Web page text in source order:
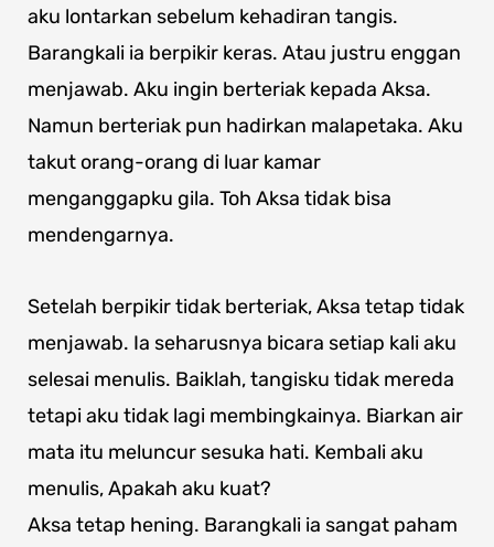
aku lontarkan sebelum kehadiran tangis.
Barangkali ia berpikir keras. Atau justru enggan
menjawab. Aku ingin berteriak kepada Aksa.
Namun berteriak pun hadirkan malapetaka. Aku
takut orang-orang di luar kamar
menganggapku gila. Toh Aksa tidak bisa
mendengarnya.
Setelah berpikir tidak berteriak, Aksa tetap tidak
menjawab. Ia seharusnya bicara setiap kali aku
selesai menulis. Baiklah, tangisku tidak mereda
tetapi aku tidak lagi membingkainya. Biarkan air
mata itu meluncur sesuka hati. Kembali aku
menulis, Apakah aku kuat?
Aksa tetap hening. Barangkali ia sangat paham